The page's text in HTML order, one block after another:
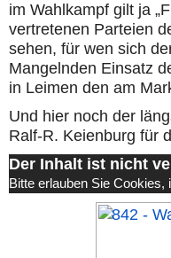
im Wahlkampf gilt ja
vertretenen Parteien
sehen, für wen sich
Mangelnden Einsatz
in Leimen den am
Und hier noch der
Ralf-R. Keienburg für
Der Inhalt ist nicht
Bitte erlauben Sie